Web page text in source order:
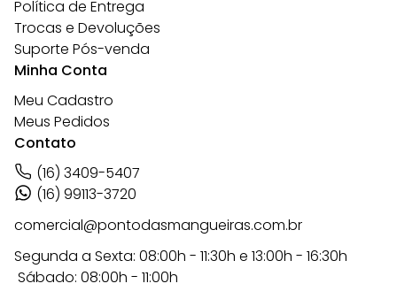
Política de Entrega
Trocas e Devoluções
Suporte Pós-venda
Minha Conta
Meu Cadastro
Meus Pedidos
Contato
(16) 3409-5407
(16) 99113-3720
comercial@pontodasmangueiras.com.br
Segunda a Sexta: 08:00h - 11:30h e 13:00h - 16:30h
Sábado: 08:00h - 11:00h